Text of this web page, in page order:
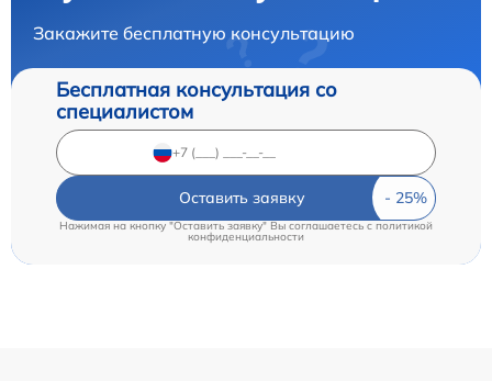
Закажите бесплатную консультацию
Бесплатная консультация со
специалистом
Оставить заявку
Нажимая на кнопку "Оставить заявку" Вы соглашаетесь cполитикой
конфиденциальности